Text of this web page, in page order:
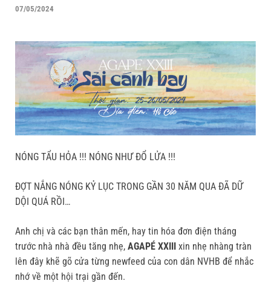
07/05/2024
NÓNG TẨU HỎA !!! NÓNG NHƯ ĐỔ LỬA !!!
ĐỢT NẮNG NÓNG KỶ LỤC TRONG GẦN 30 NĂM QUA ĐÃ DỮ
DỘI QUÁ RỒI…
Anh chị và các bạn thân mến, hay tin hóa đơn điện tháng
trước nhà nhà đều tăng nhẹ, AGAPÉ XXIII xin nhẹ nhàng tràn
lên đây khẽ gõ cửa từng newfeed của con dân NVHB để nhắc
nhớ về một hội trại gần đến.